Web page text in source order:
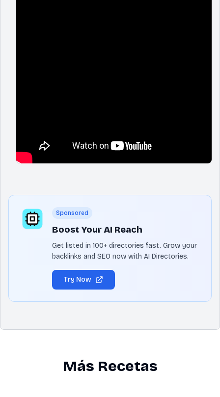
Sponsored
Boost Your AI Reach
Get listed in 100+ directories fast. Grow your
backlinks and SEO now with AI Directories.
Try Now
Más Recetas